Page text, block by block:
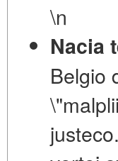
\n
Nacia
Belgio